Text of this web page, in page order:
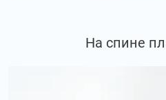
На спине